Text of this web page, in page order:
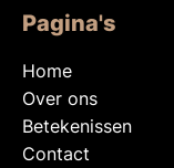
Pagina's
Home
Over ons
Betekenissen
Contact